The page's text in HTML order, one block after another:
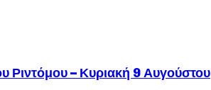
Ριντόμου – Κυριακή 9 Αυγούστου